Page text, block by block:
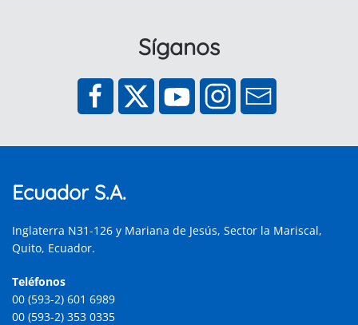
Síganos
Ecuador S.A.
Inglaterra N31-126 y Mariana de Jesús, Sector la Mariscal,
Quito, Ecuador.
Teléfonos
00 (593-2) 601 6989
00 (593-2) 353 0335